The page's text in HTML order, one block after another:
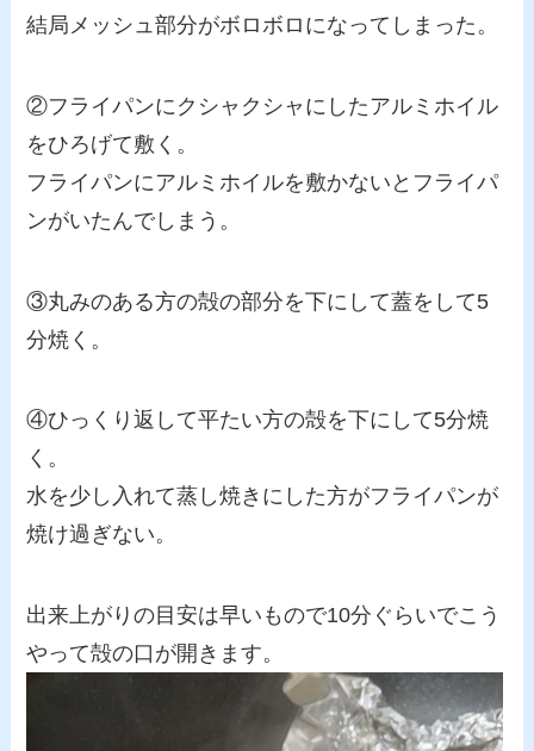
結局メッシュ部分がボロボロになってしまった。
②フライパンにクシャクシャにしたアルミホイル
をひろげて敷く。
フライパンにアルミホイルを敷かないとフライパ
ンがいたんでしまう。
③丸みのある方の殻の部分を下にして蓋をして5
分焼く。
④ひっくり返して平たい方の殻を下にして5分焼
く。
水を少し入れて蒸し焼きにした方がフライパンが
焼け過ぎない。
出来上がりの目安は早いもので10分ぐらいでこう
やって殻の口が開きます。